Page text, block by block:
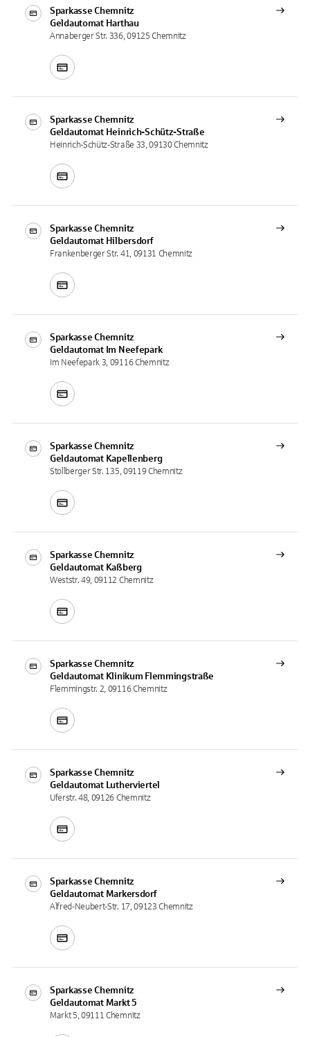
Sparkasse Chemnitz
Geldautomat Harthau
Annaberger Str. 336, 09125 Chemnitz
Sparkasse Chemnitz
Geldautomat Heinrich-Schütz-Straße
Heinrich-Schütz-Straße 33, 09130 Chemnitz
Sparkasse Chemnitz
Geldautomat Hilbersdorf
Frankenberger Str. 41, 09131 Chemnitz
Sparkasse Chemnitz
Geldautomat Im Neefepark
Im Neefepark 3, 09116 Chemnitz
Sparkasse Chemnitz
Geldautomat Kapellenberg
Stollberger Str. 135, 09119 Chemnitz
Sparkasse Chemnitz
Geldautomat Kaßberg
Weststr. 49, 09112 Chemnitz
Sparkasse Chemnitz
Geldautomat Klinikum Flemmingstraße
Flemmingstr. 2, 09116 Chemnitz
Sparkasse Chemnitz
Geldautomat
Lutherviertel
Uferstr. 48, 09126 Chemnitz
Sparkasse Chemnitz
Geldautomat Markersdorf
Alfred-Neubert-Str. 17, 09123 Chemnitz
Sparkasse Chemnitz
Geldautomat Markt 5
Markt 5, 09111 Chemnitz